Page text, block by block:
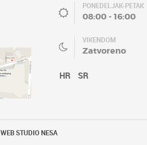
PONEDELJAK-PETAK
08:00 - 16:00
VIKENDOM
Zatvoreno
HR SR
WEB STUDIO NESA